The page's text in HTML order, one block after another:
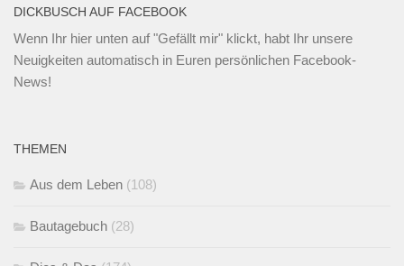
DICKBUSCH AUF FACEBOOK
Wenn Ihr hier unten auf "Gefällt mir" klickt, habt Ihr unsere
Neuigkeiten automatisch in Euren persönlichen Facebook-
News!
THEMEN
Aus dem Leben (108)
Bautagebuch (28)